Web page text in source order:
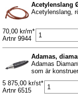
Acetylenslang
Acetylenslang,
70,00 kr/m*
Artnr 9944
Adamas,
Adamas
som är
5 875,00 kr/st*
Artnr 6515